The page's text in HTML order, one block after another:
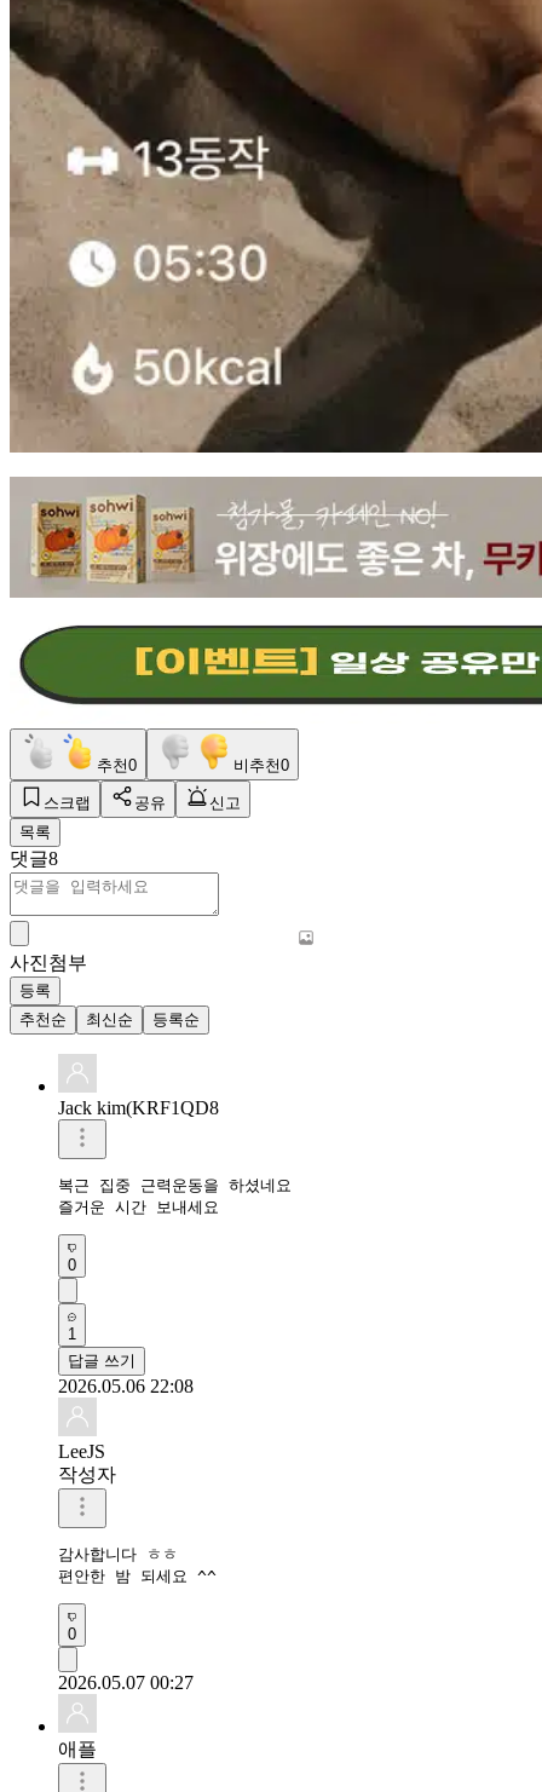
추천0 비추천0
스크랩 공유
신고
목록
댓글8
사진첨부
등록
추천순
최신순 등록순
Jack kim(KRF1QD8
복근 집중 근력운동을 하셨네요
즐거운 시간 보내세요
0
1
답글 쓰기
2026.05.06 22:08
LeeJS
작성자
감사합니다 ㅎㅎ
편안한 밤 되세요 ^^
0
2026.05.07 00:27
애플